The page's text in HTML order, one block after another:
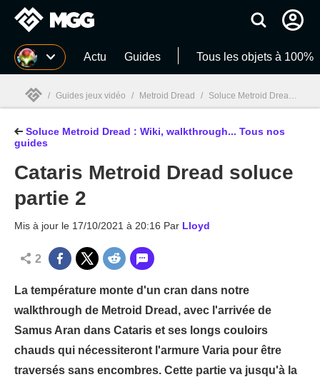
MGG Actu Guides Tous les objets à 100%
MGG
/ Guides jeux vidéo / Metroid Dread / Soluce Metroid Dread : Wiki, walkthrough... Tous nos guides
Soluce Metroid Dread : Wiki, walkthrough... Tous nos
guides
Cataris Metroid Dread soluce
partie 2
Mis à jour le 17/10/2021 à 20:16 Par Lloyd
2
La température monte d'un cran dans notre
walkthrough de Metroid Dread, avec l'arrivée de
Samus Aran dans Cataris et ses longs couloirs
chauds qui nécessiteront l'armure Varia pour être
traversés sans encombres. Cette partie va jusqu'à la